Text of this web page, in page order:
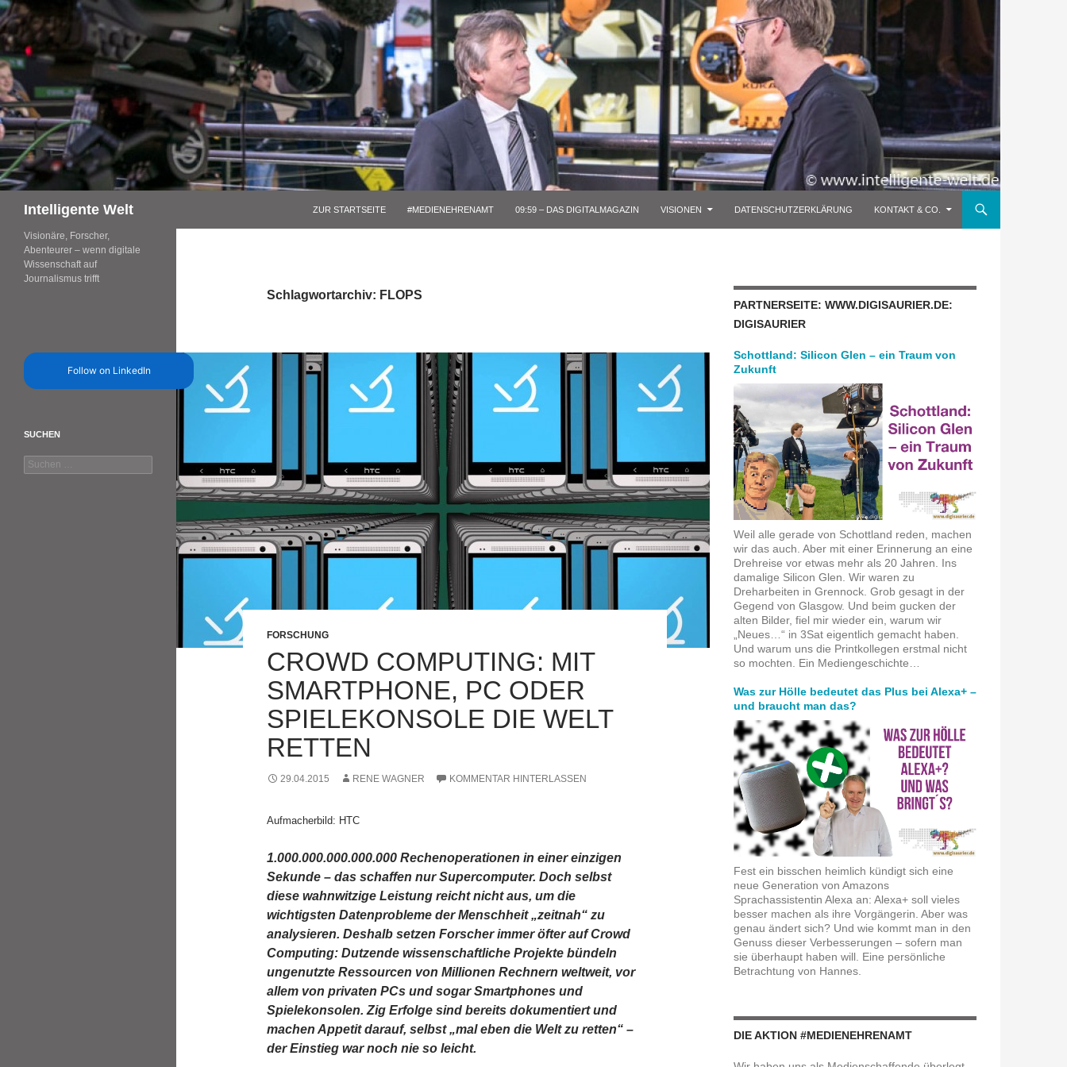
Zum
Inhalt
springen
Intelligente Welt ZUR STARTSEITE #MEDIENEHRENAMT 09:59 – DAS DIGITALMAGAZIN VISIONEN DATENSCHUTZERKLÄRUNG KONTAKT & CO.
Schlagwortarchiv: FLOPS
FORSCHUNG
CROWD COMPUTING: MIT
SMARTPHONE, PC ODER
SPIELEKONSOLE DIE WELT
RETTEN
29.04.2015 RENE WAGNER KOMMENTAR HINTERLASSEN
Aufmacherbild: HTC
1.000.000.000.000.000 Rechenoperationen in einer einzigen
Sekunde – das schaffen nur Supercomputer. Doch selbst
diese wahnwitzige Leistung reicht nicht aus, um die
wichtigsten Datenprobleme der Menschheit „zeitnah“ zu
analysieren. Deshalb setzen Forscher immer öfter auf Crowd
Computing: Dutzende wissenschaftliche Projekte bündeln
ungenutzte Ressourcen von Millionen Rechnern weltweit, vor
allem von privaten PCs und sogar Smartphones und
Spielekonsolen. Zig Erfolge sind bereits dokumentiert und
machen Appetit darauf, selbst „mal eben die Welt zu retten“ –
der Einstieg war noch nie so leicht.
PARTNERSEITE: WWW.DIGISAURIER.DE:
DIGISAURIER
Schottland: Silicon Glen – ein Traum von
Zukunft
Weil alle gerade von Schottland reden, machen
wir das auch. Aber mit einer Erinnerung an eine
Drehreise vor etwas mehr als 20 Jahren. Ins
damalige Silicon Glen. Wir waren zu
Dreharbeiten in Grennock. Grob gesagt in der
Gegend von Glasgow. Und beim gucken der
alten Bilder, fiel mir wieder ein, warum wir
„Neues…“ in 3Sat eigentlich gemacht haben.
Und warum uns die Printkollegen erstmal nicht
so mochten. Ein Mediengeschichte…
Was zur Hölle bedeutet das Plus bei Alexa+ –
und braucht man das?
Fest ein bisschen heimlich kündigt sich eine
neue Generation von Amazons
Sprachassistentin Alexa an: Alexa+ soll vieles
besser machen als ihre Vorgängerin. Aber was
genau ändert sich? Und wie kommt man in den
Genuss dieser Verbesserungen – sofern man
sie überhaupt haben will. Eine persönliche
Betrachtung von Hannes.
DIE AKTION #MEDIENEHRENAMT
Visionäre, Forscher,
Abenteurer – wenn digitale
Wissenschaft auf
Journalismus trifft
Follow on LinkedIn
SUCHEN
Suchen
nach: